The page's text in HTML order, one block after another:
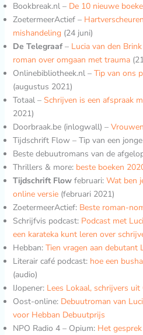
Bookbreak.nl – De 10 nieuwe
ZoetermeerActief –
mishandeling(24 juni)
De Telegraaf– Lucia van den
roman over omgaan met trauma
Onlinebibliotheek.nl – Tip van ons
(augustus 2021)
Totaal – Schrijven is een afspraak
2021)
Doorbraak.be (inlogwall) –
Tijdschrift Flow – Tip van een
Beste debuutromans van de
Thrillers & more: beste boeken
Tijdschrift Flowfebruari: Wat ben
online versie (februari 2021)
ZoetermeerActief: Beste roman-
Schrijfvis podcast: Podcast met
een karateka kunt leren over
Hebban: Tien vragen aan debutant
Literair café podcast: hoe een
(audio)
IJopener: Lees Lokaal, schrijvers uit
Oost-online: Debuutroman van
voor Hebban Debuutprijs
NPO Radio 4 – Opium: Het gesprek